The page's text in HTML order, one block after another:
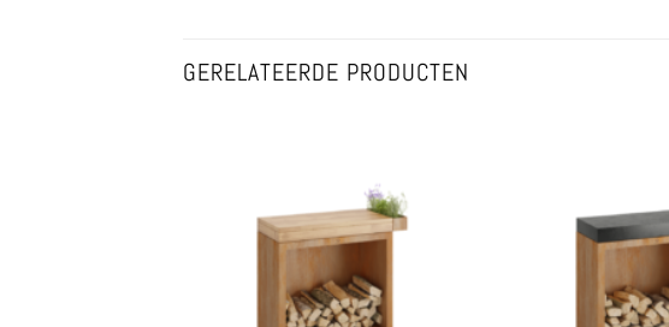
GERELATEERDE PRODUCTEN